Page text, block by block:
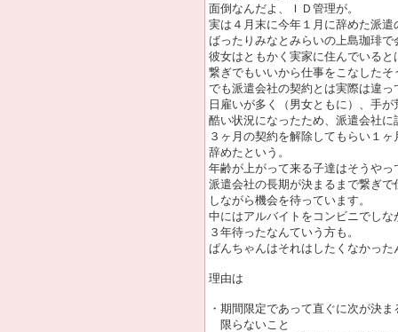
面倒なんだよ、ＩＤ管理が。
実は４月末に今年１月に辞めた派遣
ばったりみなとみらいの上島珈琲で
彼女はともかく実家に住んでいると
繋ぎでもいいから仕事をこなしたそ
でも派遣会社の契約とは実際は違っ
日雇いが多く（男女ともに）、手が
酷い状況になったため、派遣会社に
３ヶ月の契約を解除してもらい１ヶ
辞めたという。
年齢が上がって来る子達はそうやっ
派遣会社の長期が決まるまで繋ぎで
しながら機会を待っています。
中にはアルバイトをコンビニでしな
３年待ったなんていう方も。
ぱんちゃんはそれはしたくなかった
理由は
・期間限定であって直ぐに次が決ま
限らないこと